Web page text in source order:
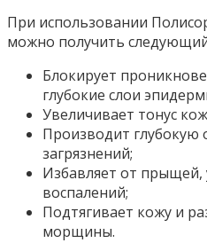
При использовании
можно получить
Блокирует
глубокие слои
Увеличивает тонус
Производит глубокую
загрязнений;
Избавляет от прыщей,
воспалений;
Подтягивает кожу и
морщины.